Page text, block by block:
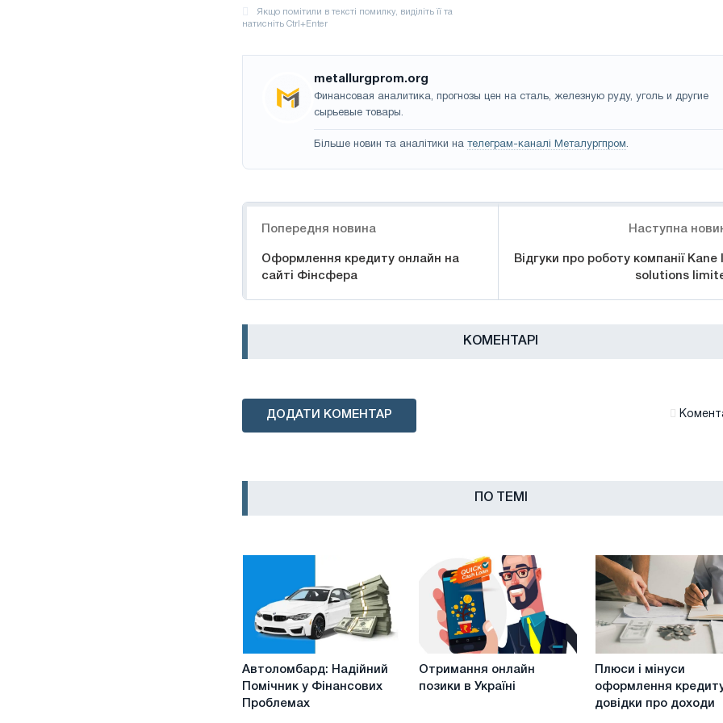
metallurgprom.org
Финансовая аналитика, прогнозы цен на сталь, железную руду, уголь и другие
сырьевые товары.
Більше новин та аналітики на телеграм-каналі Металургпром.
Попередня новина
Оформлення кредиту онлайн на
сайті Фінсфера
Наступна
Відгуки про роботу компанії Kane
solutions
КОМЕНТАРІ
ДОДАТИ КОМЕНТАР
ПО ТЕМІ
Автоломбард:
Надійний
Помічник
Автоломбард: Надійний
Помічник у Фінансових
Проблемах
Отримання
онлайн
Отримання онлайн
позики в Україні
Плюси
мінуси
оформлення
Плюси і мінуси
оформлення
довідки про доходи